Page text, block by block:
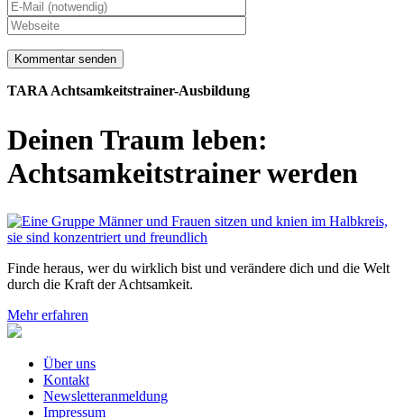
TARA Achtsamkeitstrainer-Ausbildung
Deinen Traum leben:
Achtsamkeits­trainer werden
Finde heraus, wer du wirklich bist und verändere dich und die Welt
durch die Kraft der Achtsamkeit.
Mehr erfahren
Über uns
Kontakt
Newsletteranmeldung
Impressum